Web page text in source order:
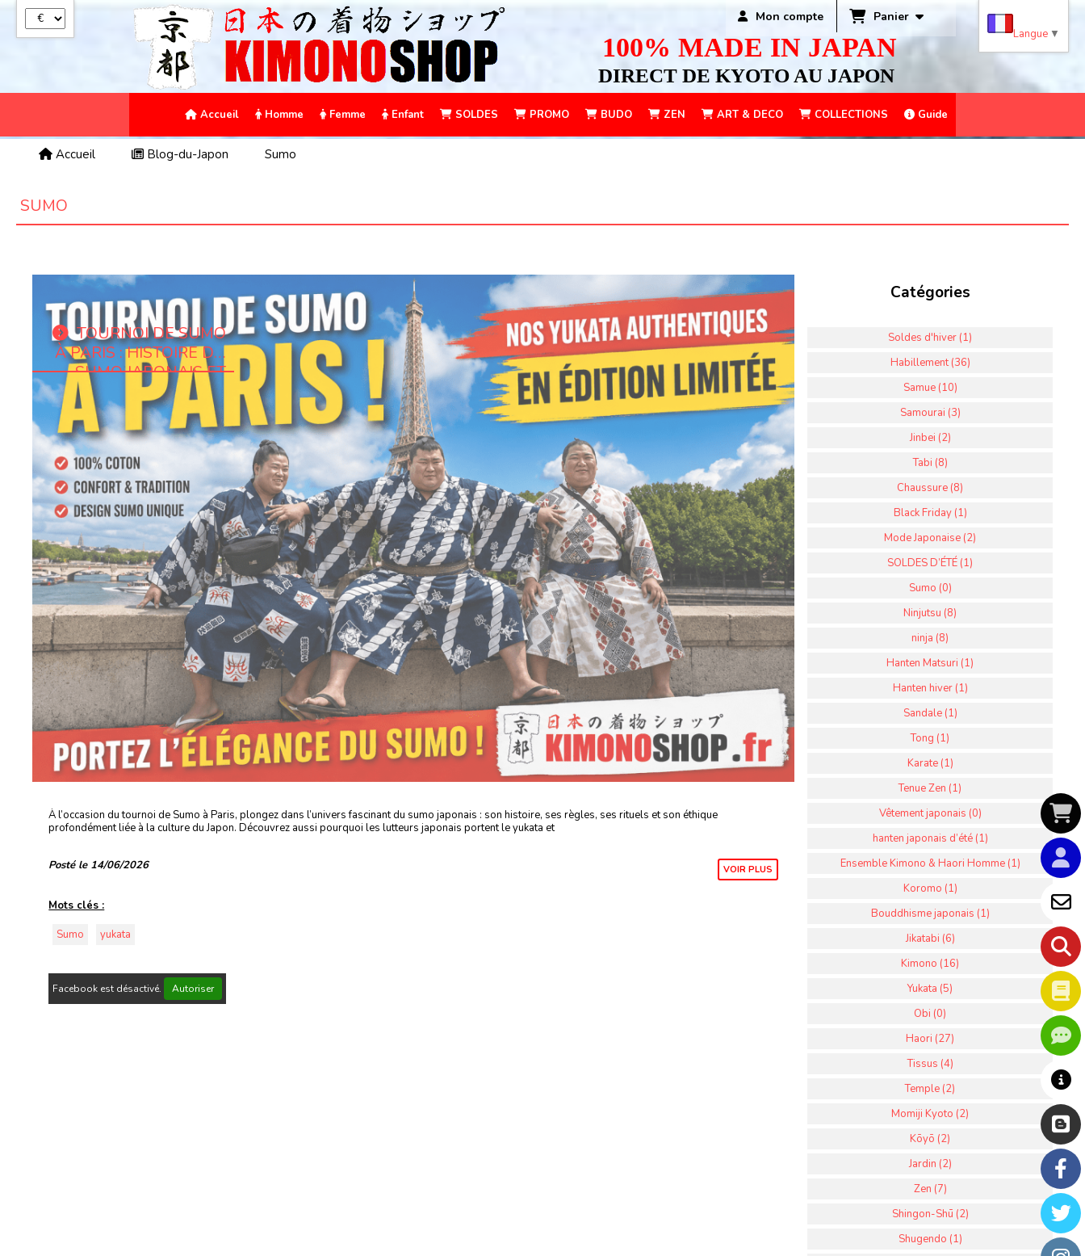
100% MADE IN JAPAN
DIRECT DE KYOTO AU JAPON
Mon compte Panier
Accueil Homme Femme Enfant SOLDES PROMO BUDO ZEN ART & DECO COLLECTIONS Guide
Accueil Blog-du-Japon Sumo
SUMO
TOURNOI DE SUMO
À PARIS : HISTOIRE DU
SUMO JAPONAIS ET
YUKATA HOMME MADE
IN JAPAN
À l’occasion du tournoi de Sumo à Paris, plongez dans l’univers fascinant du sumo japonais : son histoire, ses règles, ses rituels et son éthique
profondément liée à la culture du Japon. Découvrez aussi pourquoi les lutteurs japonais portent le yukata et
Posté le 14/06/2026 VOIR PLUS
Mots clés :
Sumo
yukata
Facebook est désactivé. Autoriser
Catégories
Soldes d'hiver (1)
Habillement (36)
Samue (10)
Samourai (3)
Jinbei (2)
Tabi (8)
Chaussure (8)
Black Friday (1)
Mode Japonaise (2)
SOLDES D’ÉTÉ (1)
Sumo (0)
Ninjutsu (8)
ninja (8)
Hanten Matsuri (1)
Hanten hiver (1)
Sandale (1)
Tong (1)
Karate (1)
Tenue Zen (1)
Vêtement japonais (0)
hanten japonais d’été (1)
Ensemble Kimono & Haori Homme (1)
Koromo (1)
Bouddhisme japonais (1)
Jikatabi (6)
Kimono (16)
Yukata (5)
Obi (0)
Haori (27)
Tissus (4)
Temple (2)
Momiji Kyoto (2)
Kōyō (2)
Jardin (2)
Zen (7)
Shingon-Shū (2)
Shugendo (1)
Langue ▼
Panneau de gestion des cookies